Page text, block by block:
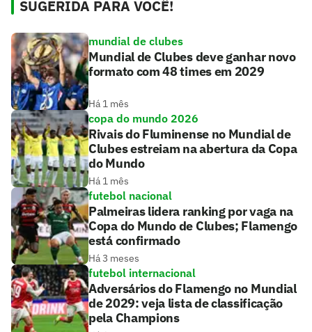
SUGERIDA PARA VOCÊ!
mundial de clubes
Mundial de Clubes deve ganhar novo
formato com 48 times em 2029
Há 1 mês
copa do mundo 2026
Rivais do Fluminense no Mundial de
Clubes estreiam na abertura da Copa
do Mundo
Há 1 mês
futebol nacional
Palmeiras lidera ranking por vaga na
Copa do Mundo de Clubes; Flamengo
está confirmado
Há 3 meses
futebol internacional
Adversários do Flamengo no Mundial
de 2029: veja lista de classificação
pela Champions